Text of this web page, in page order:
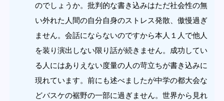
のでしょうか。批判的な書き込みはただ社会性の無
い外れた人間の自分自身のストレス発散、傲慢過ぎ
ません。会話にならないのですから本人１人で他人
を装り演出しない限り話が続きません。成功してい
る人にはありえない度量の人の苛立ちが書き込みに
現れています。前にも述べましたが中学の都大会な
どバスケの裾野の一部に過ぎません。世界から見れ